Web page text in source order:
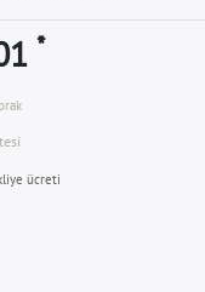
*
ücreti